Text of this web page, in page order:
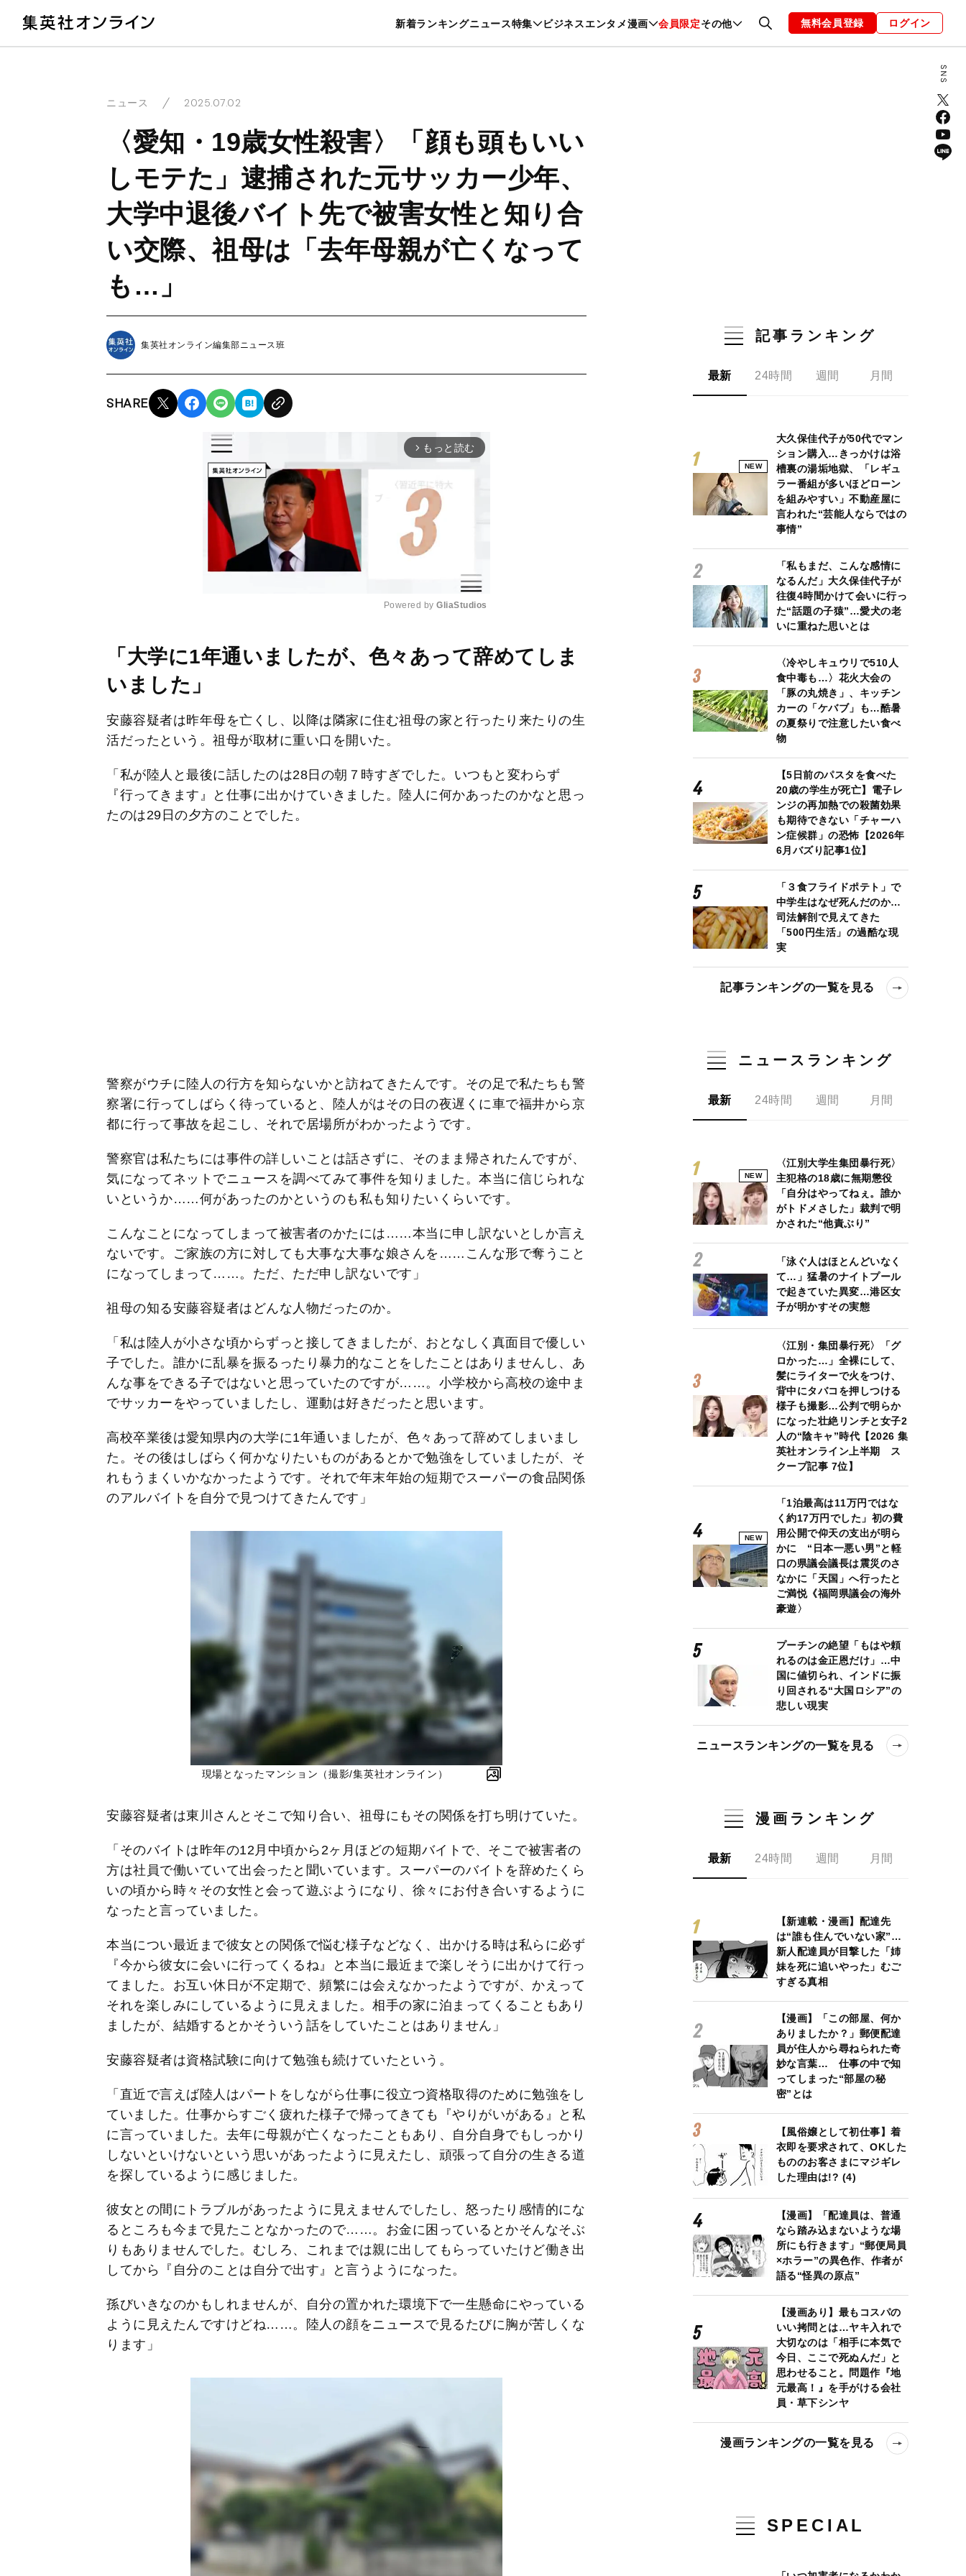
新着ランキングニュース特集 ビジネスエンタメ漫画 会員限定その他
暮らし スポーツ ヘルスケア 美容 グルメ ファッション 恋愛・結婚 編集部 お知らせ
無料会員登録 ログイン
ニュース 2025.07.02
〈愛知・19歳女性殺害〉「顔も頭もいい
しモテた」逮捕された元サッカー少年、
大学中退後バイト先で被害女性と知り合
い交際、祖母は「去年母親が亡くなって
も…」
集英社オンライン編集部ニュース班
SHARE
arrow_forward_ios もっと読む
u
Powered by GliaStudios
「大学に1年通いましたが、色々あって辞めてしま
いました」
安藤容疑者は昨年母を亡くし、以降は隣家に住む祖母の家と行ったり来たりの生
活だったという。祖母が取材に重い口を開いた。
「私が陸人と最後に話したのは28日の朝７時すぎでした。いつもと変わらず
『行ってきます』と仕事に出かけていきました。陸人に何かあったのかなと思っ
たのは29日の夕方のことでした。
警察がウチに陸人の行方を知らないかと訪ねてきたんです。その足で私たちも警
察署に行ってしばらく待っていると、陸人がはその日の夜遅くに車で福井から京
都に行って事故を起こし、それで居場所がわかったようです。
警察官は私たちには事件の詳しいことは話さずに、そのまま帰されたんですが、
気になってネットでニュースを調べてみて事件を知りました。本当に信じられな
いというか……何があったのかというのも私も知りたいくらいです。
こんなことになってしまって被害者のかたには……本当に申し訳ないとしか言え
ないです。ご家族の方に対しても大事な大事な娘さんを……こんな形で奪うこと
になってしまって……。ただ、ただ申し訳ないです」
祖母の知る安藤容疑者はどんな人物だったのか。
「私は陸人が小さな頃からずっと接してきましたが、おとなしく真面目で優しい
子でした。誰かに乱暴を振るったり暴力的なことをしたことはありませんし、あ
んな事をできる子ではないと思っていたのですが……。小学校から高校の途中ま
でサッカーをやっていましたし、運動は好きだったと思います。
高校卒業後は愛知県内の大学に1年通いましたが、色々あって辞めてしまいまし
た。その後はしばらく何かなりたいものがあるとかで勉強をしていましたが、そ
れもうまくいかなかったようです。それで年末年始の短期でスーパーの食品関係
のアルバイトを自分で見つけてきたんです」
現場となったマンション（撮影/集英社オンライン）
安藤容疑者は東川さんとそこで知り合い、祖母にもその関係を打ち明けていた。
「そのバイトは昨年の12月中頃から2ヶ月ほどの短期バイトで、そこで被害者の
方は社員で働いていて出会ったと聞いています。スーパーのバイトを辞めたくら
いの頃から時々その女性と会って遊ぶようになり、徐々にお付き合いするように
なったと言っていました。
本当につい最近まで彼女との関係で悩む様子などなく、出かける時は私らに必ず
『今から彼女に会いに行ってくるね』と本当に最近まで楽しそうに出かけて行っ
てました。お互い休日が不定期で、頻繁には会えなかったようですが、かえって
それを楽しみにしているように見えました。相手の家に泊まってくることもあり
ましたが、結婚するとかそういう話をしていたことはありません」
安藤容疑者は資格試験に向けて勉強も続けていたという。
「直近で言えば陸人はパートをしながら仕事に役立つ資格取得のために勉強をし
ていました。仕事からすごく疲れた様子で帰ってきても『やりがいがある』と私
に言っていました。去年に母親が亡くなったこともあり、自分自身でもしっかり
しないといけないという思いがあったように見えたし、頑張って自分の生きる道
を探しているように感じました。
彼女との間にトラブルがあったように見えませんでしたし、怒ったり感情的にな
るところも今まで見たことなかったので……。お金に困っているとかそんなそぶ
りもありませんでした。むしろ、これまでは親に出してもらっていたけど働き出
してから『自分のことは自分で出す』と言うようになった。
孫びいきなのかもしれませんが、自分の置かれた環境下で一生懸命にやっている
ように見えたんですけどね……。陸人の顔をニュースで見るたびに胸が苦しくな
ります」
記事ランキング
最新 24時間 週間 月間
NEW
大久保佳代子が50代でマン
ション購入…きっかけは浴
槽裏の湯垢地獄、「レギュ
ラー番組が多いほどローン
を組みやすい」不動産屋に
言われた“芸能人ならではの
事情”
「私もまだ、こんな感情に
なるんだ」大久保佳代子が
往復4時間かけて会いに行っ
た“話題の子猿”…愛犬の老
いに重ねた思いとは
〈冷やしキュウリで510人
食中毒も…〉花火大会の
「豚の丸焼き」、キッチン
カーの「ケバブ」も…酷暑
の夏祭りで注意したい食べ
物
【5日前のパスタを食べた
20歳の学生が死亡】電子レ
ンジの再加熱での殺菌効果
も期待できない「チャーハ
ン症候群」の恐怖【2026年
6月バズり記事1位】
「３食フライドポテト」で
中学生はなぜ死んだのか…
司法解剖で見えてきた
「500円生活」の過酷な現
実
記事ランキングの一覧を見る
ニュースランキング
最新 24時間 週間 月間
NEW
〈江別大学生集団暴行死〉
主犯格の18歳に無期懲役
「自分はやってねぇ。誰か
がトドメさした」裁判で明
かされた“他責ぶり”
「泳ぐ人はほとんどいなく
て…」猛暑のナイトプール
で起きていた異変…港区女
子が明かすその実態
〈江別・集団暴行死〉「グ
ロかった…」全裸にして、
髪にライターで火をつけ、
背中にタバコを押しつける
様子も撮影…公判で明らか
になった壮絶リンチと女子2
人の“陰キャ”時代【2026 集
英社オンライン上半期 ス
クープ記事 7位】
NEW
「1泊最高は11万円ではな
く約17万円でした」初の費
用公開で仰天の支出が明ら
かに “日本一悪い男”と軽
口の県議会議長は震災のさ
なかに「天国」へ行ったと
ご満悦《福岡県議会の海外
豪遊〉
プーチンの絶望「もはや頼
れるのは金正恩だけ」…中
国に値切られ、インドに振
り回される“大国ロシア”の
悲しい現実
ニュースランキングの一覧を見る
漫画ランキング
最新 24時間 週間 月間
【新連載・漫画】配達先
は“誰も住んでいない家”…
新人配達員が目撃した「姉
妹を死に追いやった」むご
すぎる真相
【漫画】「この部屋、何か
ありましたか？」郵便配達
員が住人から尋ねられた奇
妙な言葉… 仕事の中で知
ってしまった“部屋の秘
密”とは
【風俗嬢として初仕事】着
衣即を要求されて、OKした
もののお客さまにマジギレ
した理由は!? (4)
【漫画】「配達員は、普通
なら踏み込まないような場
所にも行きます」“郵便局員
×ホラー”の異色作、作者が
語る“怪異の原点”
【漫画あり】最もコスパの
いい拷問とは…ヤキ入れで
大切なのは「相手に本気で
今日、ここで死ぬんだ」と
思わせること。問題作『地
元最高！』を手がける会社
員・草下シンヤ
漫画ランキングの一覧を見る
SPECIAL